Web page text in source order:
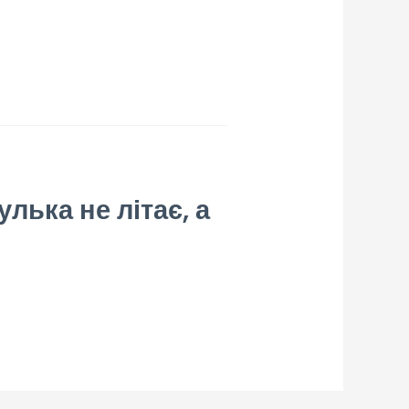
не літає, а